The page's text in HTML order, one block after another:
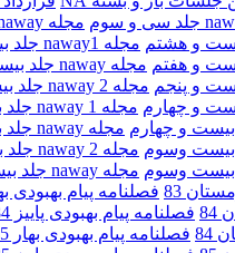
مجله nawayجلد سی و دوم
مجله naway1 جلد بیست و هشتم
مجله naway جلد بیست و ششم
مجله 2 naway جلد بیست و پنجم
مجله naway 1 جلد بیست و چهارم
مجله naway جلد بیست وسوم
مجله naway 2 جلد بیست و سوم
مجله naway جلد بیست و دوم
83
فصلنامه پیام بهبودی بهار
فصلنامه پیام بهبودی پاییز 84
فصلنامه پیام بهبودی بهار 85